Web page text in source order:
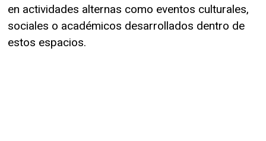
en actividades alternas como eventos culturales,
sociales o académicos desarrollados dentro de
estos espacios.